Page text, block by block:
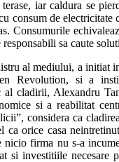
iar caldura se
consum de
Consumurile
sa caute
al mediului, a initiat
Revolution, si a
al cladirii, Alexandru
si a reabilitat
considera ca
ca orice casa
nicio firma nu s-a
si investitiile necesare